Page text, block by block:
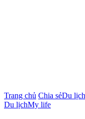
Trang chủ Chia sẻDu lịch
Du lịchMy life